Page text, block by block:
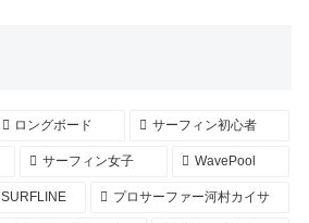
ロングボード サーフィン初心者
サーフィン女子 WavePool
SURFLINE プロサーファー河村カイサ